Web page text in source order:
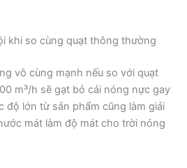
khi so cùng quạt thông thường
vô cùng mạnh nếu so với quạt
m³/h sẽ gạt bỏ cái nóng nực gay
độ lớn từ sản phẩm cũng làm giải
mát làm độ mát cho trời nóng